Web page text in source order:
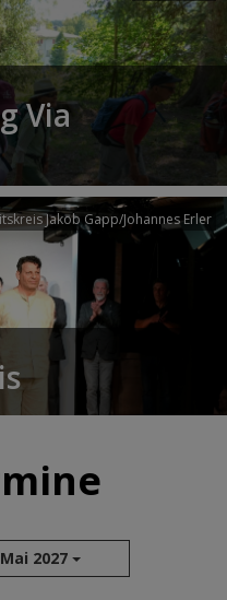
Via
Jakob Gapp/Johannes Erler
Mai 2027